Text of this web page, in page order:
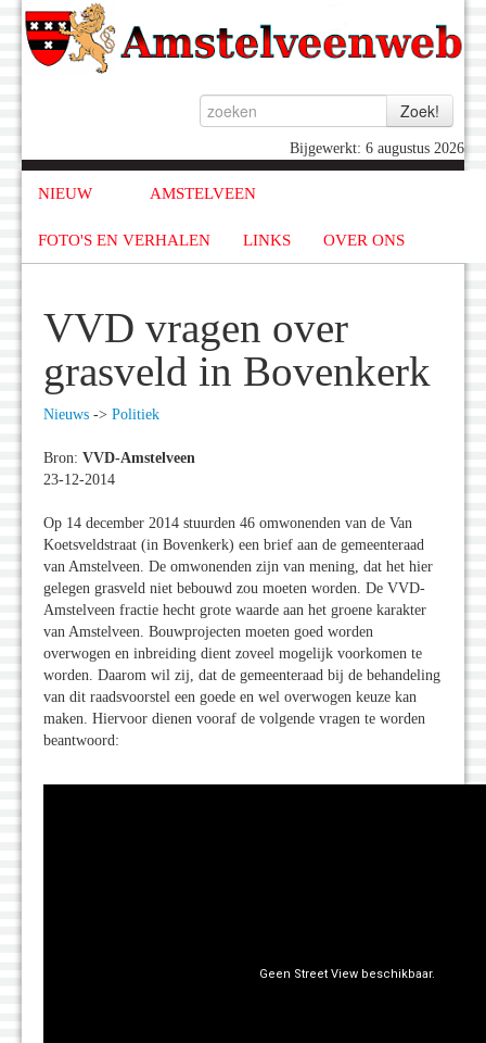
Bijgewerkt: 6 augustus 2026
NIEUW AMSTELVEEN
FOTO'S EN VERHALEN LINKS OVER ONS
VVD vragen over
grasveld in Bovenkerk
Nieuws -> Politiek
Bron: VVD-Amstelveen
23-12-2014
Op 14 december 2014 stuurden 46 omwonenden van de Van
Koetsveldstraat (in Bovenkerk) een brief aan de gemeenteraad
van Amstelveen. De omwonenden zijn van mening, dat het hier
gelegen grasveld niet bebouwd zou moeten worden. De VVD-
Amstelveen fractie hecht grote waarde aan het groene karakter
van Amstelveen. Bouwprojecten moeten goed worden
overwogen en inbreiding dient zoveel mogelijk voorkomen te
worden. Daarom wil zij, dat de gemeenteraad bij de behandeling
van dit raadsvoorstel een goede en wel overwogen keuze kan
maken. Hiervoor dienen vooraf de volgende vragen te worden
beantwoord: